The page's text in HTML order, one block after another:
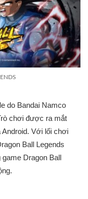
do Bandai Namco
chơi được ra mắt
Android. Với lối chơi
Ball Legends
Dragon Ball